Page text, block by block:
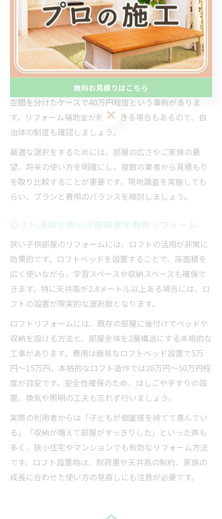
壁の新設は10万円〜30万円、可動式パーテーションや収
納家具による仕切りは数万円から始められます。費用を
抑えつつも快適さを追求する場合は、既存の家具を活用
したDIYも選択肢の一つです。
具体的な実例としては、兄弟用に部屋を二つに分割した
ケースで約20万円、三人兄弟用にロフトベッドと収納で
空間を分けたケースで40万円程度という事例がありま
す。リフォーム補助金が利用できる場合もあるので、自
治体の制度も確認しましょう。
最適な選択をするためには、部屋の広さやご家族の要
望、将来の使い方を明確にし、複数の業者から見積もり
を取り比較することが重要です。現地調査を実施しても
らい、プランと費用のバランスを検討しましょう。
ロフト活用で狭い子供部屋を有効リフォーム
狭い子供部屋のリフォームには、ロフトの活用が非常に
効果的です。ロフトベッドを設置することで、床面積を
広く使いながら、学習スペースや収納スペースも確保で
きます。特に天井高が2.4メートル以上ある場合には、ロ
フトの設置が現実的な選択肢となります。
ロフトリフォームには、既存の部屋に後付けでベッドや
収納を設ける方法と、部屋全体を2層構造にする本格的な
工事があります。費用は簡易なロフトベッド設置で5万
円〜15万円、本格的なロフト造作では20万円〜50万円程
度が目安です。安全性確保のため、はしごや手すりの設
置、換気や照明の工夫も忘れず行いましょう。
実際の利用者からは「子どもが個室感を持てて喜んでい
る」「収納が増えて部屋がすっきりした」といった声も
多く、狭小住宅やマンションでも有効なリフォーム方法
です。ロフト設置時は、耐荷重や天井高の制約、家族の
成長に合わせた使い方の見直しにも注意が必要です。
無料お見積りはこちら
無料お見積りはこちら